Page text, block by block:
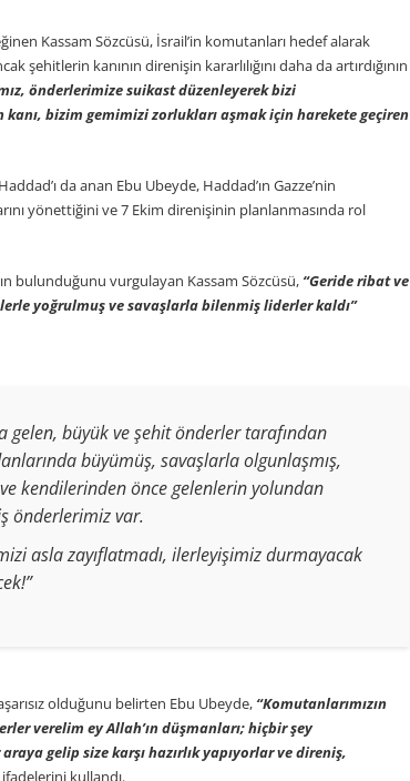
Kassam Sözcüsü, İsrail’in komutanları hedef alarak
şehitlerin kanının direnişin kararlılığını daha da artırdığının
önderlerimize suikast düzenleyerek bizi
bizim gemimizi zorlukları aşmak için harekete geçiren
da anan Ebu Ubeyde, Haddad’ın Gazze’nin
yönettiğini ve 7 Ekim direnişinin planlanmasında rol
bulunduğunu vurgulayan Kassam Sözcüsü, “Geride ribat ve
yoğrulmuş ve savaşlarla bilenmiş liderler kaldı”
gelen, büyük ve şehit önderler tarafından
büyümüş, savaşlarla olgunlaşmış,
kendilerinden önce gelenlerin yolundan
önderlerimiz var.
asla zayıflatmadı, ilerleyişimiz durmayacak
olduğunu belirten Ebu Ubeyde, “Komutanlarımızın
verelim ey Allah’ın düşmanları; hiçbir şey
gelip size karşı hazırlık yapıyorlar ve direniş,
kullandı.